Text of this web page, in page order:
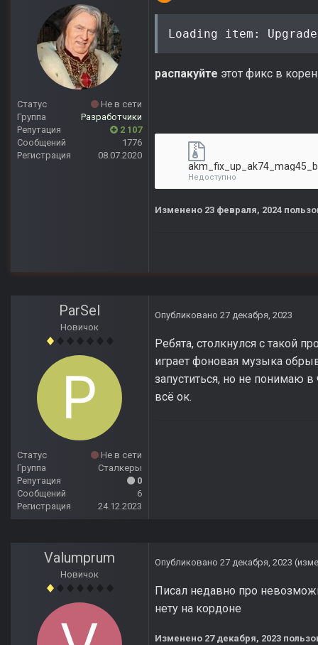
Статус
Не в сети
Группа
Разработчики
Репутация
2 107
Сообщений
1776
Регистрация
08.07.2020
Loading item:
распакуйте этот фикс в
Недоступно
Изменено 23 февраля, 2024
ParSel
Новичок
Статус
Не в сети
Группа
Сталкеры
Репутация
0
Сообщений
6
Регистрация
24.12.2023
Опубликовано 27 декабря, 2023
Ребята, столкнулся с такой
играет фоновая музыка
запуститься, но не понимаю в
всё ок.
Valumprum
Новичок
Опубликовано 27 декабря, 2023
Писал недавно про
нету на кордоне
Изменено 27 декабря, 2023